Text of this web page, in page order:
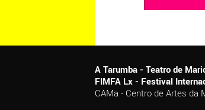
A Tarumba - Teatro de
FIMFA Lx - Festival
CAMa - Centro de Artes da